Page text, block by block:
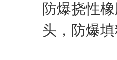
防爆挠性
头，防爆